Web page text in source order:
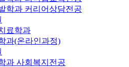
학과 커리어상담전공
료학과
과(온라인과정)
과 사회복지전공